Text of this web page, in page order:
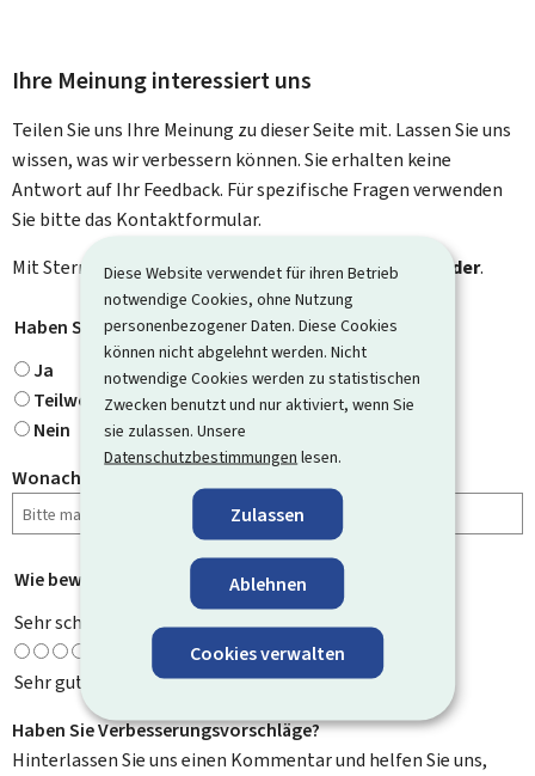
Diese Website verwendet für ihren Betrieb
notwendige Cookies, ohne Nutzung
personenbezogener Daten. Diese Cookies
können nicht abgelehnt werden. Nicht
notwendige Cookies werden zu statistischen
Zwecken benutzt und nur aktiviert, wenn Sie
sie zulassen. Unsere
Datenschutzbestimmungen lesen.
Zulassen
Ablehnen
Cookies verwalten
Ihre Meinung interessiert uns
Teilen Sie uns Ihre Meinung zu dieser Seite mit. Lassen Sie uns
wissen, was wir verbessern können. Sie erhalten keine
Antwort auf Ihr Feedback. Für spezifische Fragen verwenden
Sie bitte das Kontaktformular.
Mit Stern gekennzeichnete Felder ( * ) sindPflichtfelder.
Haben Sie gefunden, wonach Sie gesucht haben?
Ja
Teilweise
Nein
Wonach haben Sie gesucht?
Wie bewerten Sie diese Seite? *
Sehr schlecht
Sehr gut
Haben Sie Verbesserungsvorschläge?
Hinterlassen Sie uns einen Kommentar und helfen Sie uns,